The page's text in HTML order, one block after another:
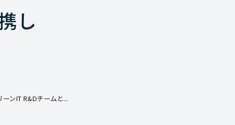
し
ンIT R&Dチームと...